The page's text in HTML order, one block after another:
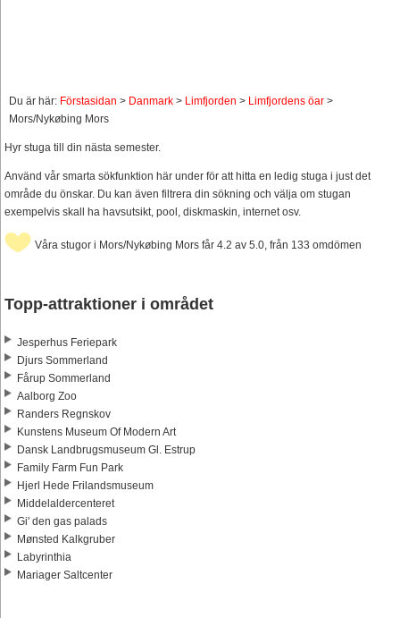
Du är här: Förstasidan > Danmark > Limfjorden > Limfjordens öar >
Mors/Nykøbing Mors
Hyr stuga till din nästa semester.
Använd vår smarta sökfunktion här under för att hitta en ledig stuga i just det
område du önskar. Du kan även filtrera din sökning och välja om stugan
exempelvis skall ha havsutsikt, pool, diskmaskin, internet osv.
Våra stugor i Mors/Nykøbing Mors får 4.2 av 5.0, från 133 omdömen
Topp-attraktioner i området
Jesperhus Feriepark
Djurs Sommerland
Fårup Sommerland
Aalborg Zoo
Randers Regnskov
Kunstens Museum Of Modern Art
Dansk Landbrugsmuseum Gl. Estrup
Family Farm Fun Park
Hjerl Hede Frilandsmuseum
Middelaldercenteret
Gi' den gas palads
Mønsted Kalkgruber
Labyrinthia
Mariager Saltcenter